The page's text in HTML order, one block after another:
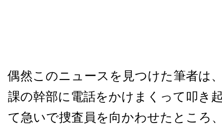
偶然このニュースを見つけた筆者は
課の幹部に電話をかけまくって叩き
て急いで捜査員を向かわせたところ